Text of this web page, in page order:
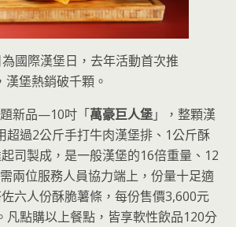
國際漢堡日，去年活動首次推
漢堡熱銷破千顆。
新品—10吋「萬豪巨人堡」，整顆漢
超過2公斤手打牛肉漢堡排、1公斤酥
司製成，是一般漢堡的16倍重量、12
兩位服務人員協力端上，份量十足適
六人份酥脆薯條，每份售價3,600元
凡點購以上餐點，皆享軟性飲品120分